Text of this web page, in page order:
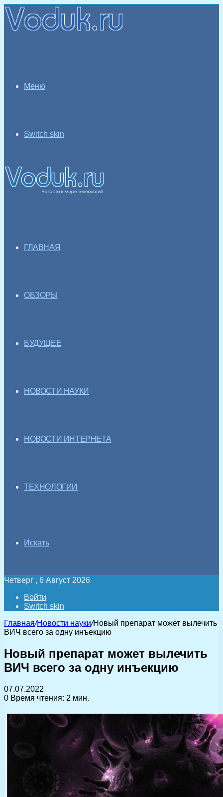
Меню
Switch skin
ГЛАВНАЯ
ОБЗОРЫ
БУДУЩЕЕ
НОВОСТИ НАУКИ
НОВОСТИ ИНТЕРНЕТА
ТЕХНОЛОГИИ
Искать
Четверг , 6 Август 2026
Войти
Switch skin
Главная/Новости науки/Новый препарат может вылечить
ВИЧ всего за одну инъекцию
Новый препарат может вылечить
ВИЧ всего за одну инъекцию
07.07.2022
0 Время чтения: 2 мин.